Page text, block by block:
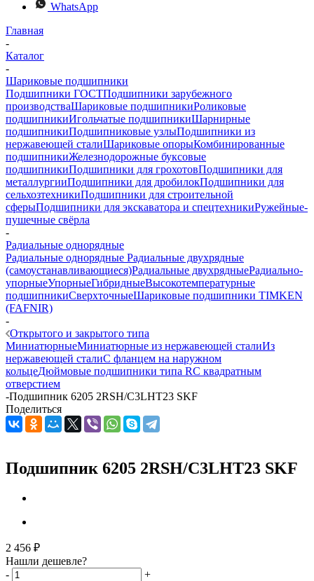
WhatsApp
Главная
-
Каталог
-
Шариковые подшипники
Подшипники ГОСТПодшипники зарубежного
производстваШариковые подшипникиРоликовые
подшипникиИгольчатые подшипникиШарнирные
подшипникиПодшипниковые узлыПодшипники из
нержавеющей сталиШариковые опорыКомбинированные
подшипникиЖелезнодорожные буксовые
подшипникиПодшипники для грохотовПодшипники для
металлургииПодшипники для дробилокПодшипники для
сельхозтехникиПодшипники для строительной
сферыПодшипники для экскаватора и спецтехникиРужейные-
пушечные свёрла
-
Радиальные однорядные
Радиальные однорядные Радиальные двухрядные
(самоустанавливающиеся)Радиальные двухрядныеРадиально-
упорныеУпорныеГибридныеВысокотемпературные
подшипникиСверхточныеШариковые подшипники TIMKEN
(FAFNIR)
-
Открытого и закрытого типа
МиниатюрныеМиниатюрные из нержавеющей сталиИз
нержавеющей сталиС фланцем на наружном
кольцеДюймовые подшипники типа RС квадратным
отверстием
-Подшипник 6205 2RSH/C3LHT23 SKF
Поделиться
Подшипник 6205 2RSH/C3LHT23 SKF
2 456 ₽
Нашли дешевле?
-
+